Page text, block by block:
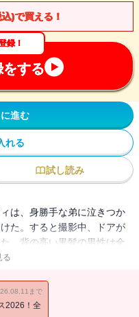
)で買える！
録！
する
進む
れる
試し読み
は、身勝手な弟に泣きつか
た。すると撮影中、ドアが
。背の高い黒髪の男性は全
。誰だか知らないけれど、
ん、リリィは不意に胸のと
っけんどんな態度をとって
る
まで
2026！全